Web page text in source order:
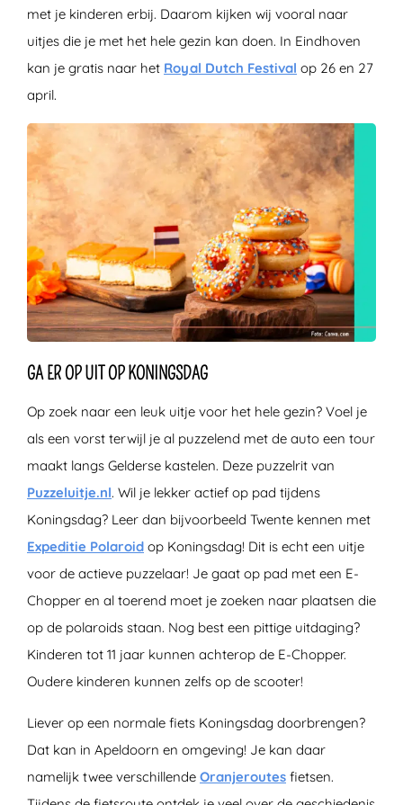
met je kinderen erbij. Daarom kijken wij vooral naar
uitjes die je met het hele gezin kan doen. In Eindhoven
kan je gratis naar het Royal Dutch Festival op 26 en 27
april.
GA ER OP UIT OP KONINGSDAG
Op zoek naar een leuk uitje voor het hele gezin? Voel je
als een vorst terwijl je al puzzelend met de auto een tour
maakt langs Gelderse kastelen. Deze puzzelrit van
Puzzeluitje.nl. Wil je lekker actief op pad tijdens
Koningsdag? Leer dan bijvoorbeeld Twente kennen met
Expeditie Polaroid op Koningsdag! Dit is echt een uitje
voor de actieve puzzelaar! Je gaat op pad met een E-
Chopper en al toerend moet je zoeken naar plaatsen die
op de polaroids staan. Nog best een pittige uitdaging?
Kinderen tot 11 jaar kunnen achterop de E-Chopper.
Oudere kinderen kunnen zelfs op de scooter!
Liever op een normale fiets Koningsdag doorbrengen?
Dat kan in Apeldoorn en omgeving! Je kan daar
namelijk twee verschillende Oranjeroutes fietsen.